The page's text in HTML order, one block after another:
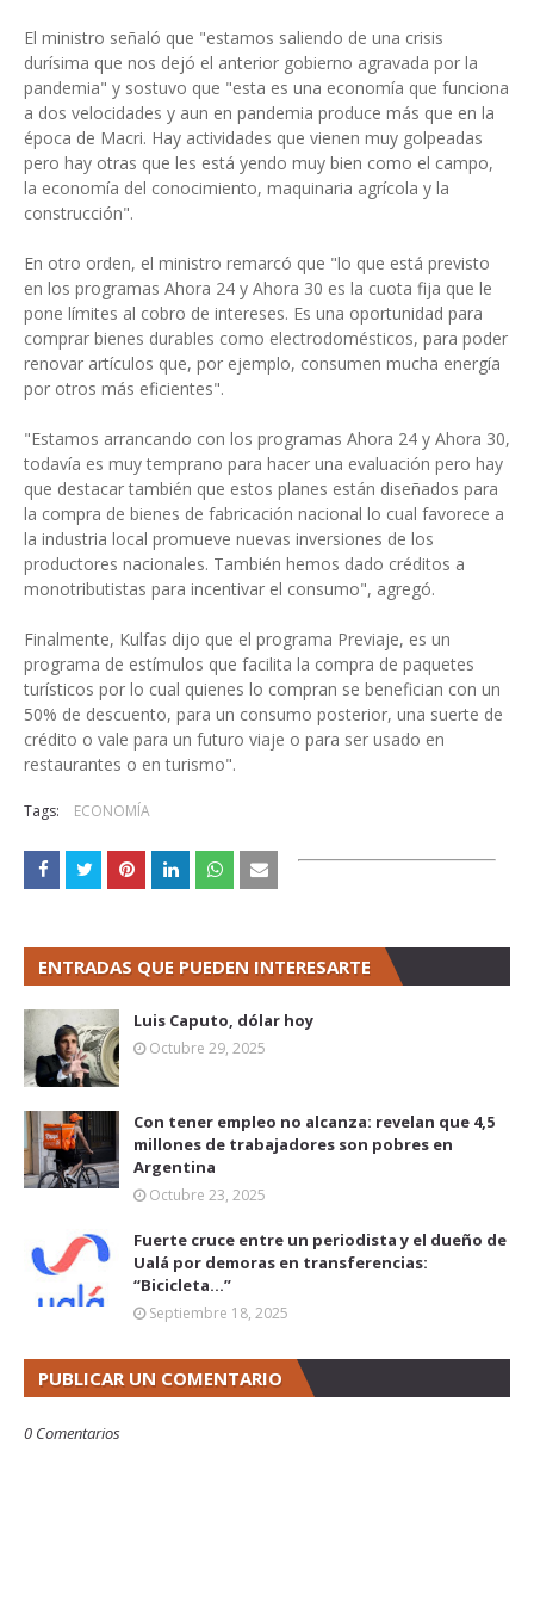
El ministro señaló que "estamos saliendo de una crisis
durísima que nos dejó el anterior gobierno agravada por la
pandemia" y sostuvo que "esta es una economía que funciona
a dos velocidades y aun en pandemia produce más que en la
época de Macri. Hay actividades que vienen muy golpeadas
pero hay otras que les está yendo muy bien como el campo,
la economía del conocimiento, maquinaria agrícola y la
construcción".
En otro orden, el ministro remarcó que "lo que está previsto
en los programas Ahora 24 y Ahora 30 es la cuota fija que le
pone límites al cobro de intereses. Es una oportunidad para
comprar bienes durables como electrodomésticos, para poder
renovar artículos que, por ejemplo, consumen mucha energía
por otros más eficientes".
"Estamos arrancando con los programas Ahora 24 y Ahora 30,
todavía es muy temprano para hacer una evaluación pero hay
que destacar también que estos planes están diseñados para
la compra de bienes de fabricación nacional lo cual favorece a
la industria local promueve nuevas inversiones de los
productores nacionales. También hemos dado créditos a
monotributistas para incentivar el consumo", agregó.
Finalmente, Kulfas dijo que el programa Previaje, es un
programa de estímulos que facilita la compra de paquetes
turísticos por lo cual quienes lo compran se benefician con un
50% de descuento, para un consumo posterior, una suerte de
crédito o vale para un futuro viaje o para ser usado en
restaurantes o en turismo".
Tags: ECONOMÍA
ENTRADAS QUE PUEDEN INTERESARTE
Luis Caputo, dólar hoy
Octubre 29, 2025
Con tener empleo no alcanza: revelan que 4,5
millones de trabajadores son pobres en
Argentina
Octubre 23, 2025
Fuerte cruce entre un periodista y el dueño de
Ualá por demoras en transferencias:
“Bicicleta...”
Septiembre 18, 2025
PUBLICAR UN COMENTARIO
0 Comentarios